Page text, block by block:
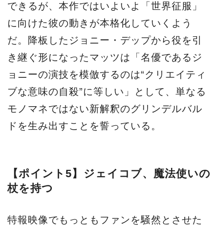
できるが、本作ではいよいよ「世界征服」
に向けた彼の動きが本格化していくよう
だ。降板したジョニー・デップから役を引
き継ぐ形になったマッツは「名優であるジ
ョニーの演技を模倣するのは“クリエイティ
ブな意味の自殺”に等しい」として、単なる
モノマネではない新解釈のグリンデルバル
ドを生み出すことを誓っている。
【ポイント5】ジェイコブ、魔法使いの
杖を持つ
特報映像でもっともファンを騒然とさせた